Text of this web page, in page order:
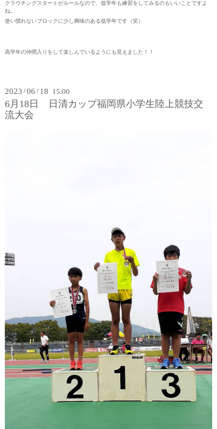
クラウチングスタートがルールなので、低学年も練習をしてみるのもいいことですよ
ね。
使い慣れないブロックに少し興味のある低学年です（笑）
高学年の仲間入りをして楽しんでいるようにも見えました！！
2023 /06 / 18 15:00
6月18日 日清カップ福岡県小学生陸上競技交
流大会